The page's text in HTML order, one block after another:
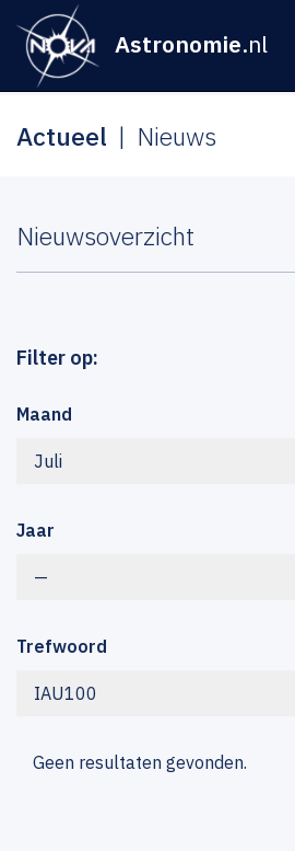
Astronomie.nl
Actueel Nieuws
Nieuwsoverzicht
Filter op:
Maand
Juli
Jaar
—
Trefwoord
IAU100
Geen resultaten gevonden.